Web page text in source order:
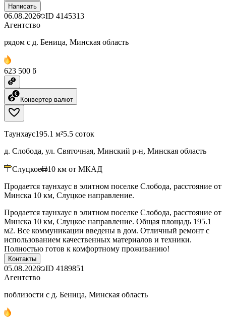
Написать
06.08.2026 ID 4145313
Агентство
рядом с д. Беница, Минская область
623 500 ƃ
Конвертер валют
Таунхаус195.1 м²5.5 соток
д. Слобода, ул. Святочная, Минский р-н, Минская область
Слуцкое 10 км от МКАД
Продается таунхаус в элитном поселке Слобода, расстояние от
Минска 10 км, Слуцкое направление.
Продается таунхаус в элитном поселке Слобода, расстояние от
Минска 10 км, Слуцкое направление. Общая площадь 195.1
м2. Все коммуникации введены в дом. Отличный ремонт с
использованием качественных материалов и техники.
Полностью готов к комфортному проживанию!
Контакты
05.08.2026 ID 4189851
Агентство
поблизости с д. Беница, Минская область